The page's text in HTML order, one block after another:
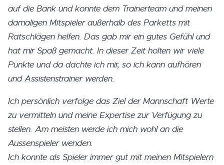
auf die Bank und konnte dem Trainerteam und meinen
damaligen Mitspieler außerhalb des Parketts mit
Ratschlägen helfen. Das gab mir ein gutes Gefühl und
hat mir Spaß gemacht. In dieser Zeit holten wir viele
Punkte und da dachte ich mir, so ich kann aufhören
und Assistenstrainer werden.
Ich persönlich verfolge das Ziel der Mannschaft Werte
zu vermitteln und meine Expertise zur Verfügung zu
stellen. Am meisten werde ich mich wohl an die
Aussenspieler wenden.
Ich konnte als Spieler immer gut mit meinen Mitspielern